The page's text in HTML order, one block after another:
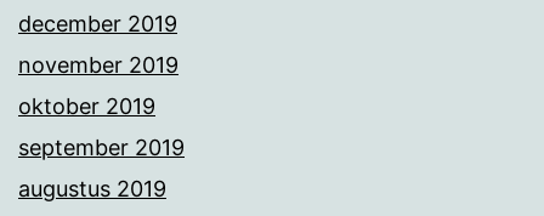
december 2019
november 2019
oktober 2019
september 2019
augustus 2019